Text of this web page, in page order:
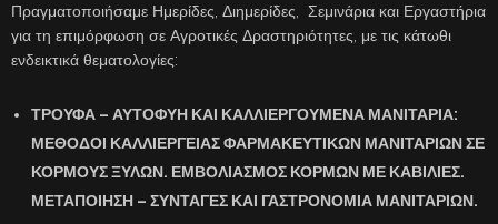
Πραγματοποιήσαμε Ημερίδες, Διημερίδες, Σεμινάρια και Εργαστήρια
για τη επιμόρφωση σε Αγροτικές Δραστηριότητες, με τις κάτωθι
ενδεικτικά θεματολογίες:
ΤΡΟΥΦΑ – ΑΥΤΟΦΥΗ ΚΑΙ ΚΑΛΛΙΕΡΓΟΥΜΕΝΑ ΜΑΝΙΤΑΡΙΑ:
ΜΕΘΟΔΟΙ ΚΑΛΛΙΕΡΓΕΙΑΣ ΦΑΡΜΑΚΕΥΤΙΚΩΝ ΜΑΝΙΤΑΡΙΩΝ ΣΕ
ΚΟΡΜΟΥΣ ΞΥΛΩΝ. ΕΜΒΟΛΙΑΣΜΟΣ ΚΟΡΜΩΝ ΜΕ ΚΑΒΙΛΙΕΣ.
ΜΕΤΑΠΟΙΗΣΗ – ΣΥΝΤΑΓΕΣ ΚΑΙ ΓΑΣΤΡΟΝΟΜΙΑ ΜΑΝΙΤΑΡΙΩΝ.